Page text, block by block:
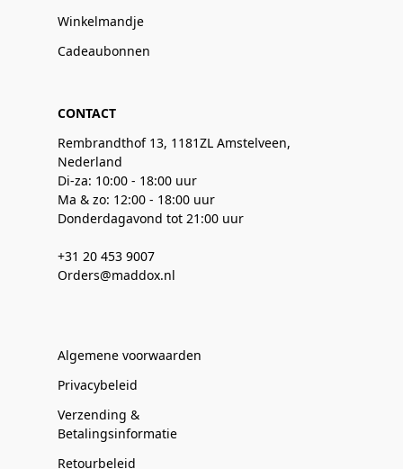
Winkelmandje
Cadeaubonnen
CONTACT
Rembrandthof 13, 1181ZL Amstelveen,
Nederland
Di-za: 10:00 - 18:00 uur
Ma & zo: 12:00 - 18:00 uur
Donderdagavond tot 21:00 uur
+31 20 453 9007
Orders@maddox.nl
Algemene voorwaarden
Privacybeleid
Verzending &
Betalingsinformatie
Retourbeleid